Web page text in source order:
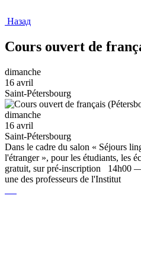
Назад
Cours ouvert de
dimanche
16 avril
Saint-Pétersbourg
dimanche
16 avril
Saint-Pétersbourg
Dans le cadre du salon « Séjours
l'étranger », pour les étudiants, les
gratuit, sur pré-inscription 14h00
une des professeurs de l'Institut